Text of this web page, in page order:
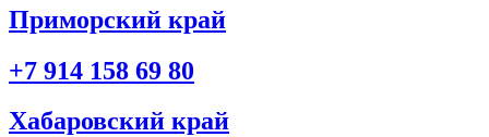
Приморский край
+7 914 158 69 80
Хабаровский край